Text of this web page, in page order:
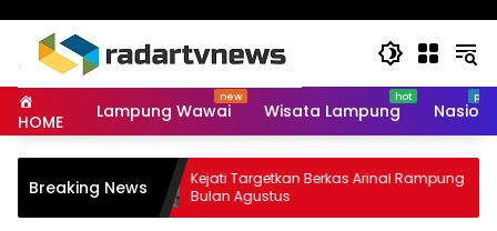
HOME Lampung Wawai Wisata Lampung
Breaking NewsKejati Targetkan Berkas Arinal Rampung
Bulan Agustus